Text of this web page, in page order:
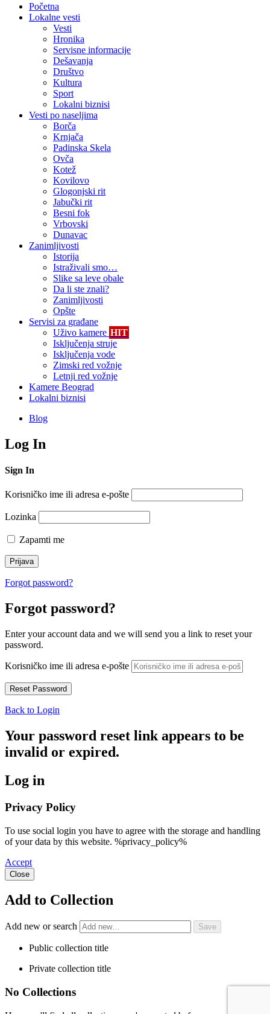
Početna
Lokalne vesti
Vesti
Hronika
Servisne informacije
Dešavanja
Društvo
Kultura
Sport
Lokalni biznisi
Vesti po naseljima
Borča
Krnjača
Padinska Skela
Ovča
Kotež
Kovilovo
Glogonjski rit
Jabučki rit
Besni fok
Vrbovski
Dunavac
Zanimljivosti
Istorija
Istraživali smo…
Slike sa leve obale
Da li ste znali?
Zanimljivosti
Opšte
Servisi za građane
Uživo kamere HIT
Isključenja struje
Isključenja vode
Zimski red vožnje
Letnji red vožnje
Kamere Beograd
Lokalni biznisi
Blog
Log In
Sign In
Korisničko ime ili adresa e-pošte
Lozinka
Zapamti me
Forgot password?
Forgot password?
Enter your account data and we will send you a link to reset your
password.
Korisničko ime ili adresa e-pošte
Back to Login
Your password reset link appears to be
invalid or expired.
Log in
Privacy Policy
To use social login you have to agree with the storage and handling
of your data by this website. %privacy_policy%
Accept
Close
Add to Collection
Add new or search
Public collection title
Private collection title
No Collections